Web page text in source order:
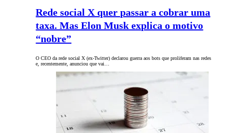
Rede social X quer passar a cobrar uma
taxa. Mas Elon Musk explica o motivo
“nobre”
O CEO da rede social X (ex-Twitter) declarou guerra aos bots que proliferam nas redes
e, recentemente, anunciou que vai…